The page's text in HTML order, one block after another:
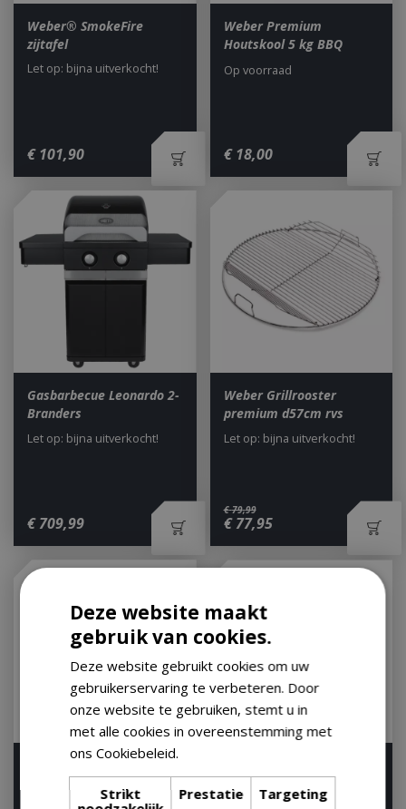
Weber® SmokeFire
zijtafel
€ 101,90
Let op: bijna uitverkocht!
Weber Premium
Houtskool 5 kg BBQ
€ 18,00
Op voorraad
Gasbarbecue Leonardo 2-
Branders
€ 709,99
Let op: bijna uitverkocht!
Weber Grillrooster
premium d57cm rvs
€ 79,99
€ 77,95
Let op: bijna uitverkocht!
Cooking System Medium
Op voorraad
Deze website maakt
gebruik van cookies.
Deze website gebruikt cookies om uw
gebruikerservaring te verbeteren. Door
onze website te gebruiken, stemt u in
met alle cookies in overeenstemming met
ons Cookiebeleid.
Strikt
Prestatie Targeting